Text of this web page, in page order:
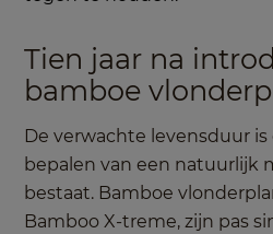
Tien jaar na
bamboe
De verwachte levensduur
bepalen van een natuurlijk
bestaat. Bamboe
Bamboo X-treme, zijn pas